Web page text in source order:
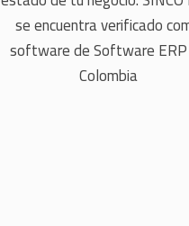
se encuentra verificado
software de Software
Colombia